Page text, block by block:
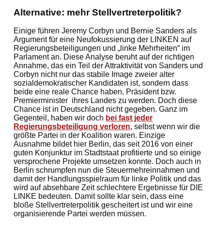
Alternative: mehr Stellvertreterpolitik?
Einige führen Jeremy Corbyn und Bernie Sanders als
Argument für eine Neufokussierung der LINKEN auf
Regierungsbeteiligungen und „linke Mehrheiten“ im
Parlament an. Diese Analyse beruht auf der richtigen
Annahme, das ein Teil der Attraktivität von Sanders und
Corbyn nicht nur das stabile Image zweier alter
sozialdemokratischer Kandidaten ist, sondern dass
beide eine reale Chance haben, Präsident bzw.
Premierminister ihres Landes zu werden. Doch diese
Chance ist in Deutschland nicht gegeben. Ganz im
Gegenteil, haben wir doch bei fast jeder
Regierungsbeteiligung verloren, selbst wenn wir die
größte Partei in der Koalition waren. Einzige
Ausnahme bildet hier Berlin, das seit 2016 von einer
guten Konjunktur im Stadtstaat profitierte und so einige
versprochene Projekte umsetzen konnte. Doch auch in
Berlin schrumpfen nun die Steuermehreinnahmen und
damit der Handlungsspielraum für linke Politik und das
wird auf absehbare Zeit schlechtere Ergebnisse für DIE
LINKE bedeuten. Damit sollte klar sein, dass eine
bloße Stellvertreterpolitik gescheitert ist und wir eine
organisierende Partei werden müssen.